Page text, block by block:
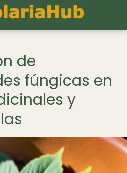
de
fúngicas en
y